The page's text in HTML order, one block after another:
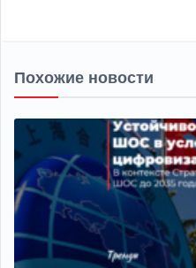
Похожие новости